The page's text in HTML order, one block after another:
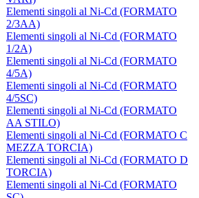
Elementi singoli al Ni-Cd (FORMATO
2/3AA)
Elementi singoli al Ni-Cd (FORMATO
1/2A)
Elementi singoli al Ni-Cd (FORMATO
4/5A)
Elementi singoli al Ni-Cd (FORMATO
4/5SC)
Elementi singoli al Ni-Cd (FORMATO
AA STILO)
Elementi singoli al Ni-Cd (FORMATO C
MEZZA TORCIA)
Elementi singoli al Ni-Cd (FORMATO D
TORCIA)
Elementi singoli al Ni-Cd (FORMATO